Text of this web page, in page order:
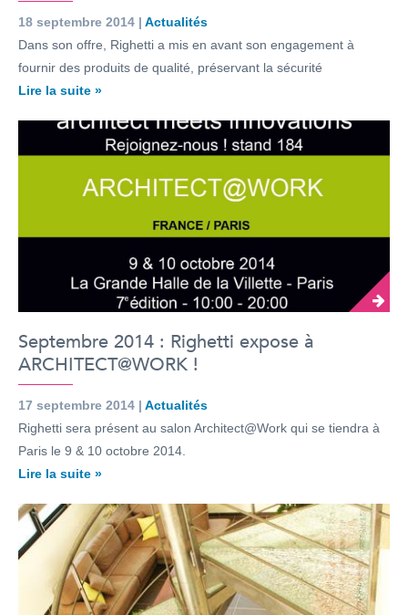
18 septembre 2014 | Actualités
Dans son offre, Righetti a mis en avant son engagement à
fournir des produits de qualité, préservant la sécurité
Lire la suite »
Septembre 2014 : Righetti expose à
ARCHITECT@WORK !
17 septembre 2014 | Actualités
Righetti sera présent au salon Architect@Work qui se tiendra à
Paris le 9 & 10 octobre 2014.
Lire la suite »